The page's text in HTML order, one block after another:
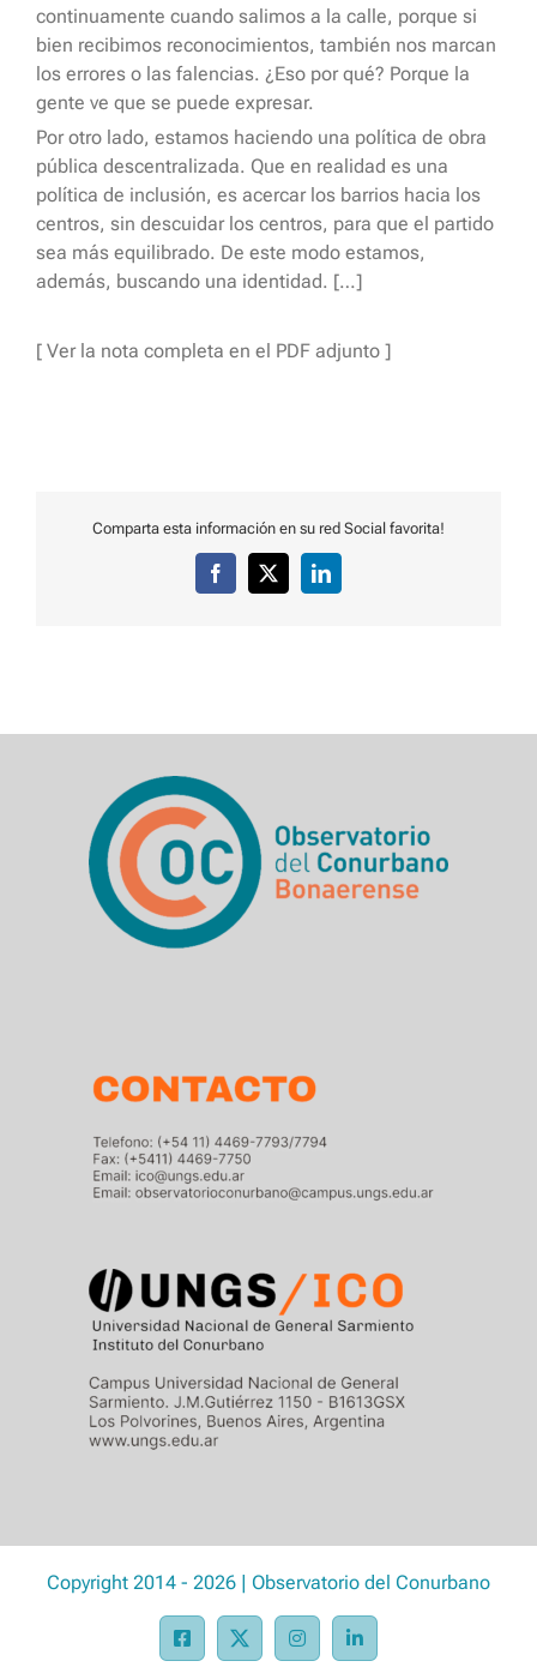
continuamente cuando salimos a la calle, porque si
bien recibimos reconocimientos, también nos marcan
los errores o las falencias. ¿Eso por qué? Porque la
gente ve que se puede expresar.
Por otro lado, estamos haciendo una política de obra
pública descentralizada. Que en realidad es una
política de inclusión, es acercar los barrios hacia los
centros, sin descuidar los centros, para que el partido
sea más equilibrado. De este modo estamos,
además, buscando una identidad. […]
[ Ver la nota completa en el PDF adjunto ]
Comparta esta información en su red Social favorita!
Facebook
X LinkedIn
Copyright 2014 - 2026 | Observatorio del Conurbano
Facebook
X InstagramLinkedIn